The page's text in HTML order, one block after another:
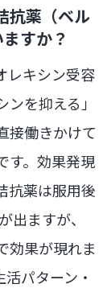
抗薬（ベル
すか？
レキシン受容
を抑える」
接働きかけて
す。効果発現
抗薬は服用後
出ますが、
効果が現れま
パターン・